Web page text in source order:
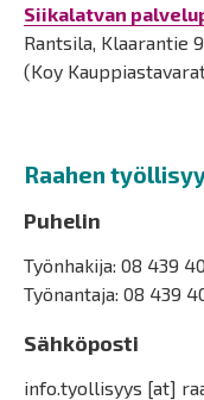
Siikalatvan
Rantsila, Klaarantie
(Koy
Raahen
Puhelin
Työnhakija: 08 439
Työnantaja: 08 439
Sähköposti
info.tyollisyys [at]